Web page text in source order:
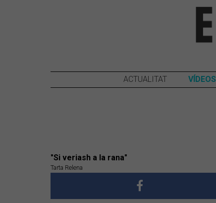
ACTUALITAT VÍDEOS
"Si veriash a la rana"
Tarta Relena